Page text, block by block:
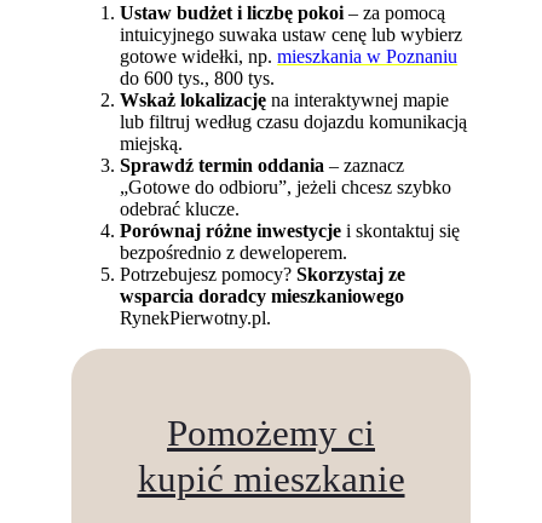
Ustaw budżet i liczbę pokoi– za pomocą
intuicyjnego suwaka ustaw cenę lub wybierz
gotowe widełki, np.mieszkania w Poznaniu
do 600 tys., 800 tys.
Wskaż lokalizację na interaktywnej mapie
lub filtruj według czasu dojazdu komunikacją
miejską.
Sprawdź termin oddania– zaznacz
„Gotowe do odbioru”, jeżeli chcesz szybko
odebrać klucze.
Porównaj różne inwestycje i skontaktuj się
bezpośrednio z deweloperem.
Potrzebujesz pomocy?Skorzystaj ze
wsparcia doradcy mieszkaniowego
RynekPierwotny.pl.
Pomożemy ci
kupić mieszkanie